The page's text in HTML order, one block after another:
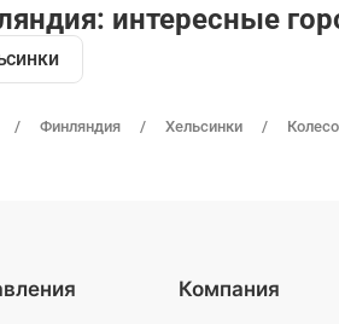
Финляндия Хельсинки
интересные
Компания